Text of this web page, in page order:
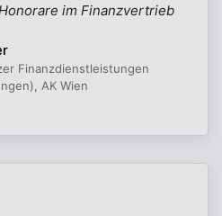
im Finanzvertrieb
Finanzdienstleistungen
AK Wien